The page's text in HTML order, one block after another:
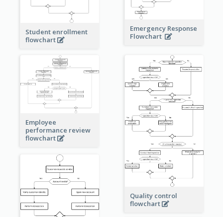
Emergency Response
Flowchart
Student enrollment
flowchart
Employee
performance review
flowchart
Quality control
flowchart